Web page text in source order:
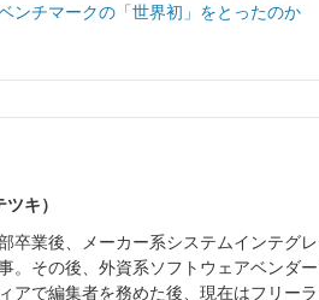
ンチマークの「世界初」をとったのか
キ）
卒業後、メーカー系システムインテグ
。その後、外資系ソフトウェアベンダ
アで編集者を務めた後、現在はフリー